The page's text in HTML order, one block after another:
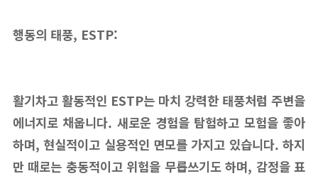
행동의 태풍, ESTP:
활기차고 활동적인 ESTP는 마치 강력한 태풍처럼 주변을
에너지로 채웁니다. 새로운 경험을 탐험하고 모험을 좋아
하며, 현실적이고 실용적인 면모를 가지고 있습니다. 하지
만 때로는 충동적이고 위험을 무릅쓰기도 하며, 감정을 표